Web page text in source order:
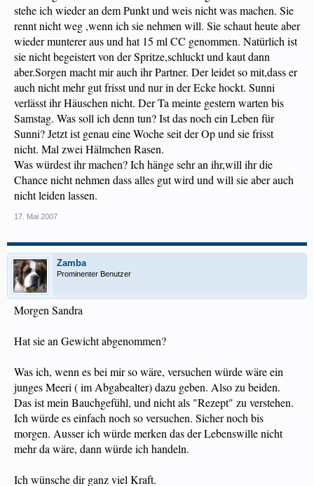
stehe ich wieder an dem Punkt und weis nicht was machen. Sie
rennt nicht weg ,wenn ich sie nehmen will. Sie schaut heute aber
wieder munterer aus und hat 15 ml CC genommen. Natürlich ist
sie nicht begeistert von der Spritze,schluckt und kaut dann
aber.Sorgen macht mir auch ihr Partner. Der leidet so mit,dass er
auch nicht mehr gut frisst und nur in der Ecke hockt. Sunni
verlässt ihr Häuschen nicht. Der Ta meinte gestern warten bis
Samstag. Was soll ich denn tun? Ist das noch ein Leben für
Sunni? Jetzt ist genau eine Woche seit der Op und sie frisst
nicht. Mal zwei Hälmchen Rasen.
Was würdest ihr machen? Ich hänge sehr an ihr,will ihr die
Chance nicht nehmen dass alles gut wird und will sie aber auch
nicht leiden lassen.
17. Mai 2007
Zamba
Prominenter Benutzer
Morgen Sandra
Hat sie an Gewicht abgenommen?
Was ich, wenn es bei mir so wäre, versuchen würde wäre ein
junges Meeri ( im Abgabealter) dazu geben. Also zu beiden.
Das ist mein Bauchgefühl, und nicht als "Rezept" zu verstehen.
Ich würde es einfach noch so versuchen. Sicher noch bis
morgen. Ausser ich würde merken das der Lebenswille nicht
mehr da wäre, dann würde ich handeln.
Ich wünsche dir ganz viel Kraft.